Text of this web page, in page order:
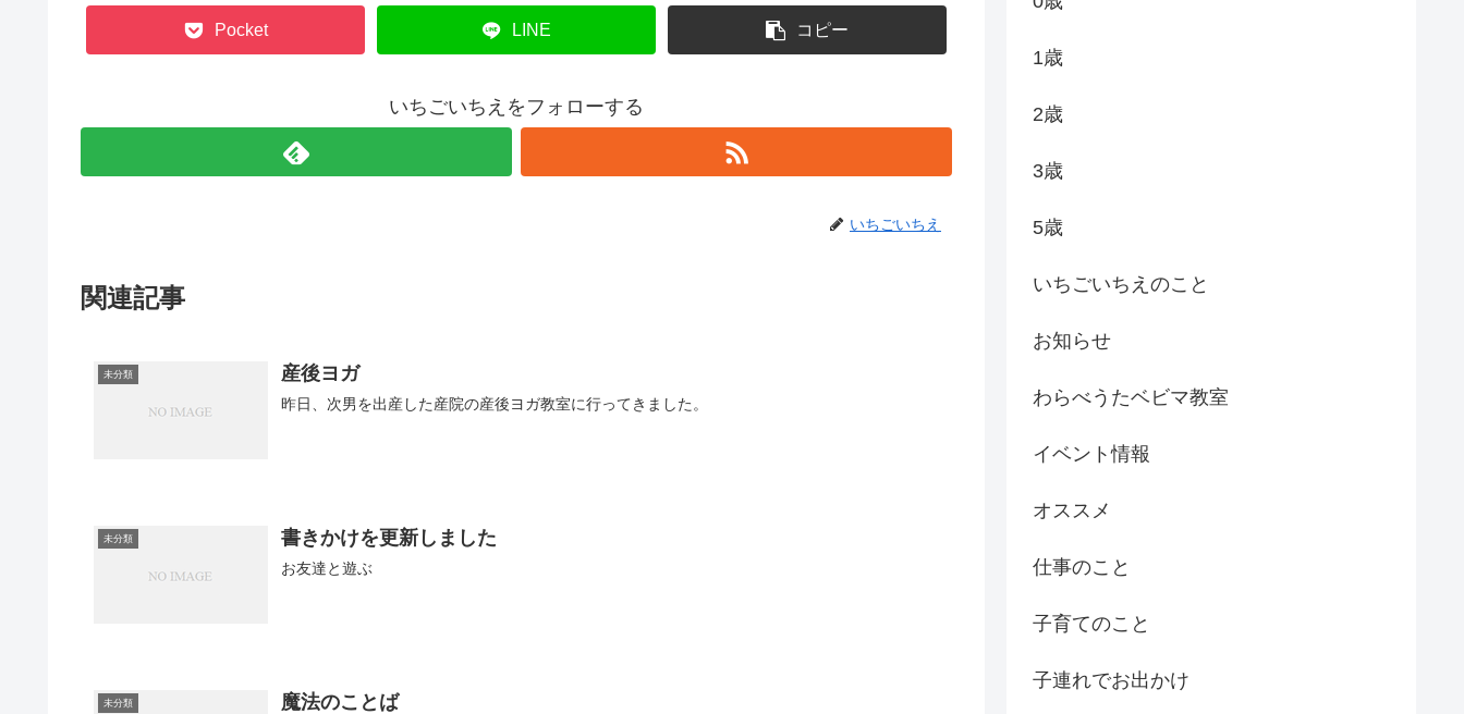
Pocket LINE コピー
いちごいちえをフォローする
いちごいちえ
関連記事
未分類 産後ヨガ
昨日、次男を出産した産院の産後ヨガ教室に行ってきました。
未分類 書きかけを更新しました
お友達と遊ぶ
未分類 魔法のことば
1歳
2歳
3歳
5歳
いちごいちえのこと
お知らせ
わらべうたベビマ教室
イベント情報
オススメ
仕事のこと
子育てのこと
子連れでお出かけ